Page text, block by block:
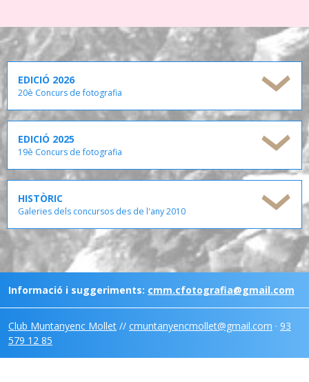
EDICIÓ 2026
20è Concurs de fotografia
EDICIÓ 2025
19è Concurs de fotografia
HISTÒRIC
Galeries dels concursos des de l'any 2010
Informació i suggeriments: cmm.cfotografia@gmail.com
Club Muntanyenc Mollet // cmuntanyencmollet@gmail.com · 93
579 12 85